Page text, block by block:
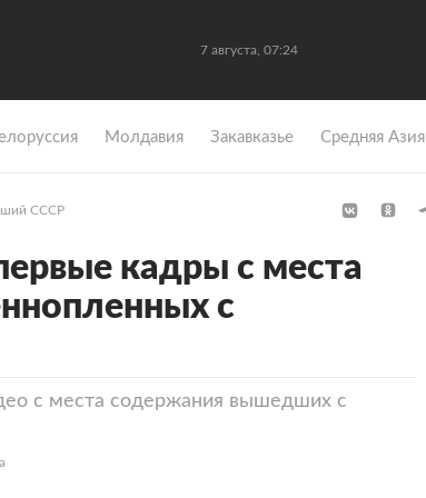
7 августа, 07:24
Молдавия Закавказье Средняя Азия
СССР
кадры с места
с
с места содержания вышедших с